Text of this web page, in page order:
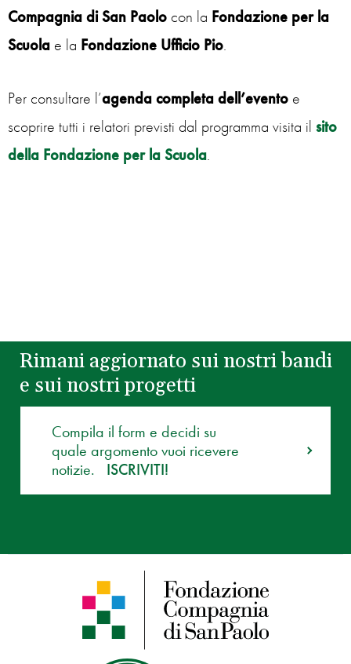
Compagnia di San Paolo con la Fondazione per la
Scuola e la Fondazione Ufficio Pio.
Per consultare l’agenda completadell’evento e
scoprire tutti i relatori previsti dal programma visita il sito
della Fondazione per la Scuola.
Rimani aggiornato sui nostri bandi
e sui nostri progetti
Compila il form e decidi su
quale argomento vuoi ricevere
notizie.
ISCRIVITI!